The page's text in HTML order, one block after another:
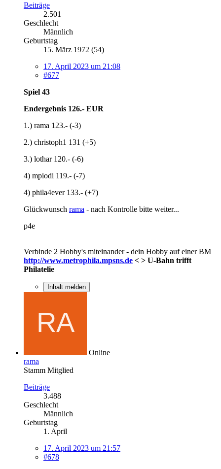
Beiträge
2.501
Geschlecht
Männlich
Geburtstag
15. März 1972 (54)
17. April 2023 um 21:08
#677
Spiel 43
Endergebnis 126.- EUR
1.) rama 123.- (-3)
2.) christoph1 131 (+5)
3.) lothar 120.- (-6)
4) mpiodi 119.- (-7)
4) phila4ever 133.- (+7)
Glückwunsch rama - nach Kontrolle bitte weiter...
p4e
Verbinde 2 Hobby's miteinander - dein Hobby auf einer BM
http://www.metrophila.mpsns.de < > U-Bahn trifft
Philatelie
Inhalt melden
Online
rama
Stamm Mitglied
Beiträge
3.488
Geschlecht
Männlich
Geburtstag
1. April
17. April 2023 um 21:57
#678